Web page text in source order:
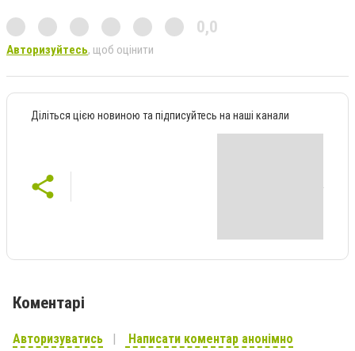
0,0
Авторизуйтесь, щоб оцінити
Діліться цією новиною та підписуйтесь на наші канали
Коментарі
Авторизуватись Написати коментар анонімно